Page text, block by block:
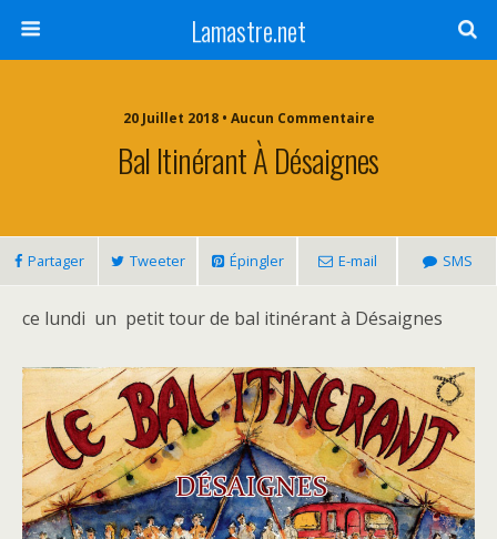
Lamastre.net
20 Juillet 2018 • Aucun Commentaire
Bal Itinérant À Désaignes
Partager Tweeter Épingler E-mail SMS
ce lundi un petit tour de bal itinérant à Désaignes